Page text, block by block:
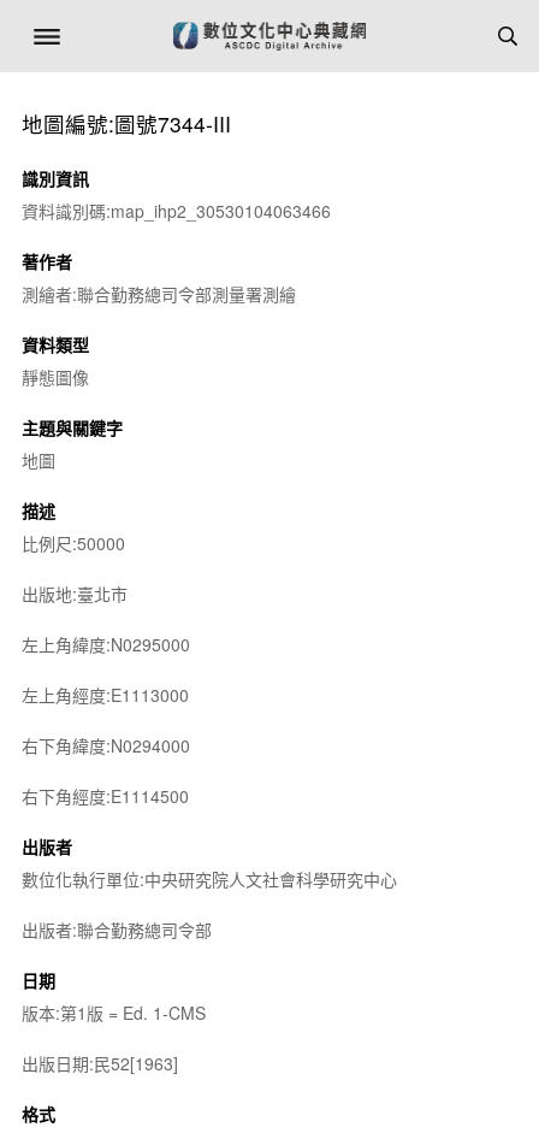
地圖編號:圖號7344-III
識別資訊
資料識別碼:map_ihp2_30530104063466
著作者
測繪者:聯合勤務總司令部測量署測繪
資料類型
靜態圖像
主題與關鍵字
地圖
描述
比例尺:50000
出版地:臺北市
左上角緯度:N0295000
左上角經度:E1113000
右下角緯度:N0294000
右下角經度:E1114500
出版者
數位化執行單位:中央研究院人文社會科學研究中心
出版者:聯合勤務總司令部
日期
版本:第1版 = Ed. 1-CMS
出版日期:民52[1963]
格式